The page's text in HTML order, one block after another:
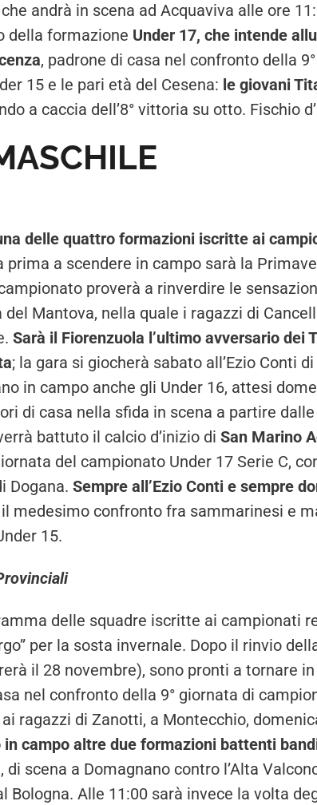
che andrà in scena ad Acquaviva alle ore
della formazione Under 17, che intende
, padrone di casa nel confronto della
15 e le pari età del Cesena: le giovani
a caccia dell’8° vittoria su otto. Fischio
delle quattro formazioni iscritte ai
prima a scendere in campo sarà la
proverà a rinverdire le
Mantova, nella quale i ragazzi di
Sarà il Fiorenzuola l’ultimo avversario dei
; la gara si giocherà sabato all’Ezio Conti
in campo anche gli Under 16, attesi
di casa nella sfida in scena a partire
battuto il calcio d’inizio di San Marino
del campionato Under 17 Serie C,
Dogana. Sempre all’Ezio Conti e sempre
medesimo confronto fra sammarinesi e
15.
delle squadre iscritte ai campionati
per la sosta invernale. Dopo il rinvio
il 28 novembre), sono pronti a tornare
nel confronto della 9° giornata di
ragazzi di Zanotti, a Montecchio,
campo altre due formazioni battenti
scena a Domagnano contro l’Alta
Bologna. Alle 11:00 sarà invece la volta